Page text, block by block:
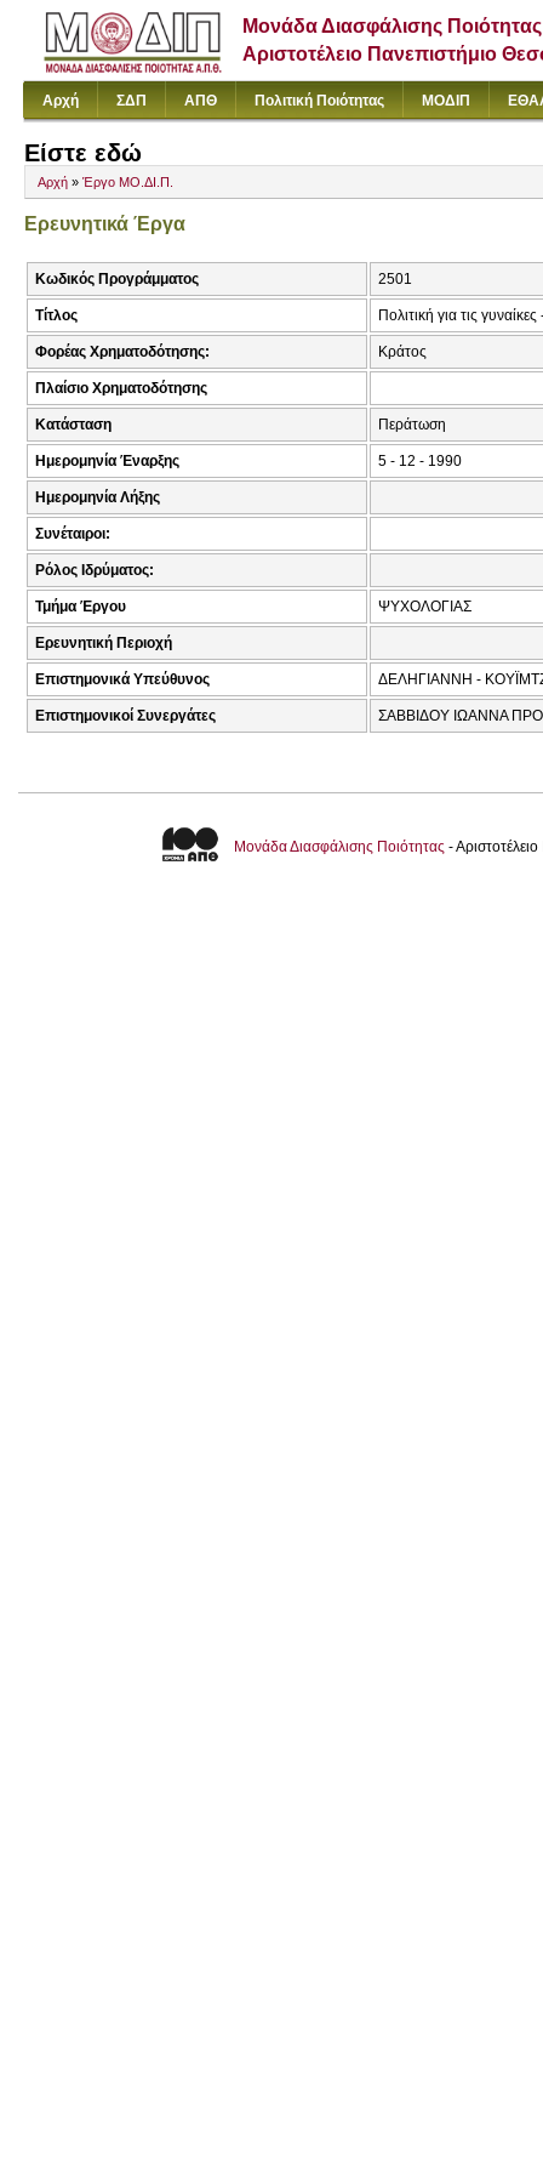
Μονάδα Διασφάλισης Ποιότητας
Αριστοτέλειο Πανεπιστήμιο
Αρχή ΣΔΠ ΑΠΘ Πολιτική Ποιότητας ΜΟΔΙΠ
Είστε εδώ
Αρχή » Έργο ΜΟ.ΔΙ.Π.
Ερευνητικά Έργα
Κωδικός Προγράμματος 2501
Τίτλος Πολιτική για τις
Φορέας Χρηματοδότησης: Κράτος
Πλαίσιο Χρηματοδότησης
Κατάσταση Περάτωση
Ημερομηνία Έναρξης 5 - 12 - 1990
Ημερομηνία Λήξης
Συνέταιροι:
Ρόλος Ιδρύματος:
Τμήμα Έργου ΨΥΧΟΛΟΓΙΑΣ
Ερευνητική Περιοχή
Επιστημονικά Υπεύθυνος ΔΕΛΗΓΙΑΝΝΗ -
Επιστημονικοί Συνεργάτες ΣΑΒΒΙΔΟΥ ΙΩΑΝΝΑ
Μονάδα Διασφάλισης Ποιότητας -